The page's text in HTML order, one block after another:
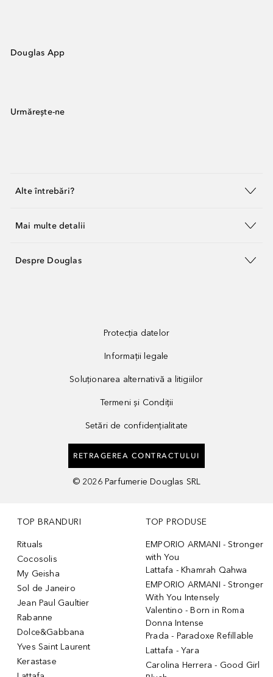
Douglas App
Urmărește-ne
Alte întrebări?
Mai multe detalii
Despre Douglas
Protecția datelor
Informații legale
Soluționarea alternativă a litigiilor
Termeni și Condiții
Setări de confidențialitate
RETRAGEREA CONTRACTULUI
© 2026 Parfumerie Douglas SRL
TOP BRANDURI
Rituals
Cocosolis
My Geisha
Sol de Janeiro
Jean Paul Gaultier
Rabanne
Dolce&Gabbana
Yves Saint Laurent
Kerastase
TOP PRODUSE
EMPORIO ARMANI - Stronger
with You
Lattafa - Khamrah Qahwa
EMPORIO ARMANI - Stronger
With You Intensely
Valentino - Born in Roma
Donna Intense
Prada - Paradoxe Refillable
Lattafa - Yara
Carolina Herrera - Good Girl